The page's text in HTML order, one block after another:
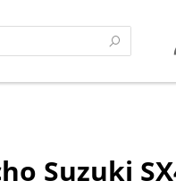
Suzuki